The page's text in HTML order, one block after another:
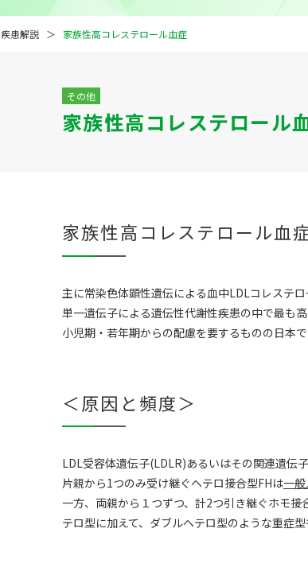
疾患解説 家族性高コレステロール血症
その他
家族性高コレステロール
家族性高コレステロール
主に常染色体顕性遺伝による血中LDLコレステ
単一遺伝子による遺伝性代謝性疾患の中で最も
小児期・若年期からの配慮を要するものの日本
＜原因と頻度＞
LDL受容体遺伝子(LDLR)あるいはその関連遺伝
片親から1つのみ受け継ぐヘテロ接合型FHは一
一方、両親から１つずつ、計2つ引き継ぐホモ
テロ型に加えて、ダブルヘテロ型のような重症型